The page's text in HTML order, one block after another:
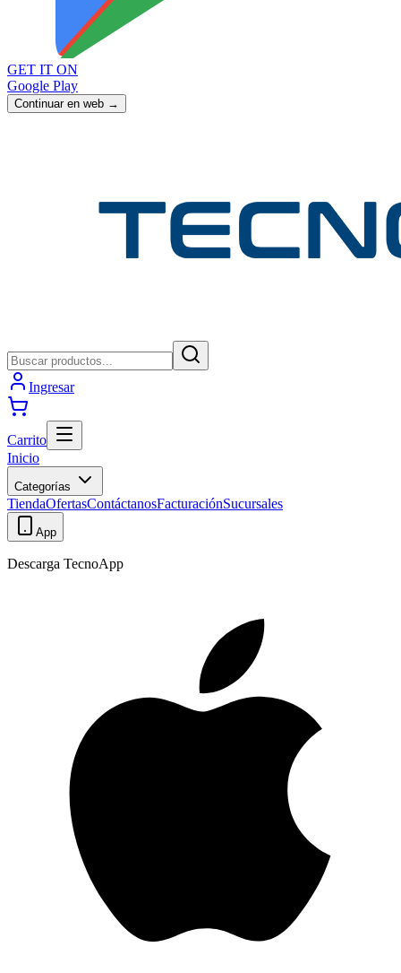
GET IT ON
Google Play
Continuar en web →
Ingresar
Carrito
Inicio
Categorías
TiendaOfertasContáctanosFacturaciónSucursales
App
Descarga TecnoApp